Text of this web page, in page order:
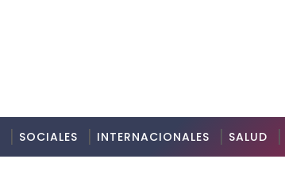
SOCIALES INTERNACIONALES SALUD